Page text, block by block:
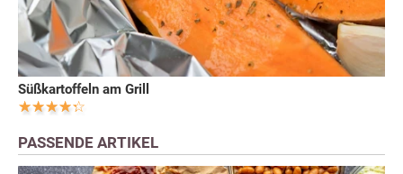
Süßkartoffeln am Grill
PASSENDE ARTIKEL